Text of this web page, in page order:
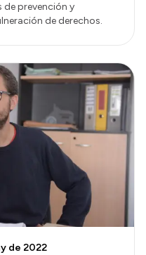
prevención y
de derechos.
de 2022